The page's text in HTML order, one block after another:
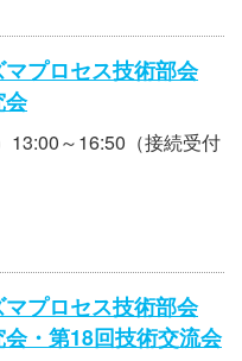
プロセス技術部会
会
13:00～16:50（接続受付
プロセス技術部会
会・第18回技術交流会